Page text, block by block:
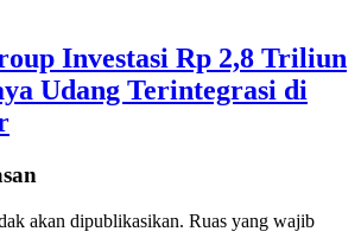
Investasi Rp 2,8 Triliun
Udang Terintegrasi di
akan dipublikasikan. Ruas yang wajib